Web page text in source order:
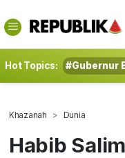
Hot Topics: #Gubernur
Khazanah Dunia
Habib